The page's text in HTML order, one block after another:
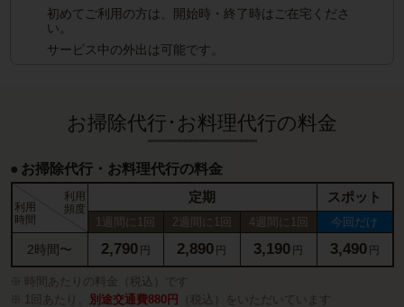
初めてご利用の方は、開始時・終了時はご在宅くださ
い。
サービス中の外出は可能です。
お掃除代行･お料理代行の料金
お掃除代行・お料理代行の料金
利用
時間
利用
頻度
定期 スポット
1週間に1回 2週間に1回 4週間に1回 今回だけ
2時間〜 2,790 円 2,890 円 3,190 円 3,490 円
時間あたりの料金（税込）です
1回あたり、
別途交通費880円 （税込）をいただいています